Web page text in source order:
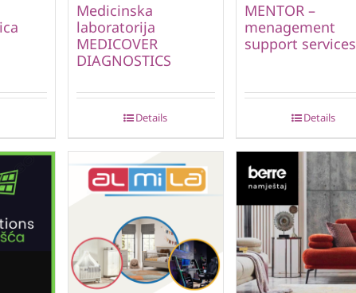
Medicinska
laboratorija
MEDICOVER
DIAGNOSTICS
Details
MENTOR –
menagement
support services
Details